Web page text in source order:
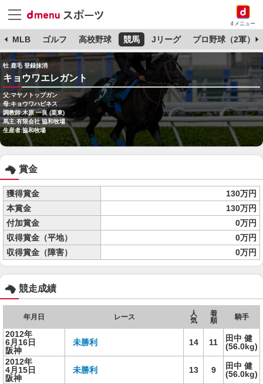
dメニュー
MLB ゴルフ 高校野球 競馬 Jリーグ プロ野球（2軍）
牡 鹿毛 登録抹消
キョウワエレガント
父:マヤノトップガン
母:キョウワハピネス
調教師:木原 一良 (栗東)
馬主:有限会社 協和牧場
生産者:協和牧場
賞金
獲得賞金
130万円
本賞金
130万円
付加賞金
0万円
収得賞金（平地）
0万円
収得賞金（障害）
0万円
競走成績
年月日 レース
人
気
着
順
騎手
2012年
6月16日
阪神
未勝利 14 11
田中 健
(56.0kg)
2012年
4月15日
阪神
未勝利 13 9
田中 健
(56.0kg)